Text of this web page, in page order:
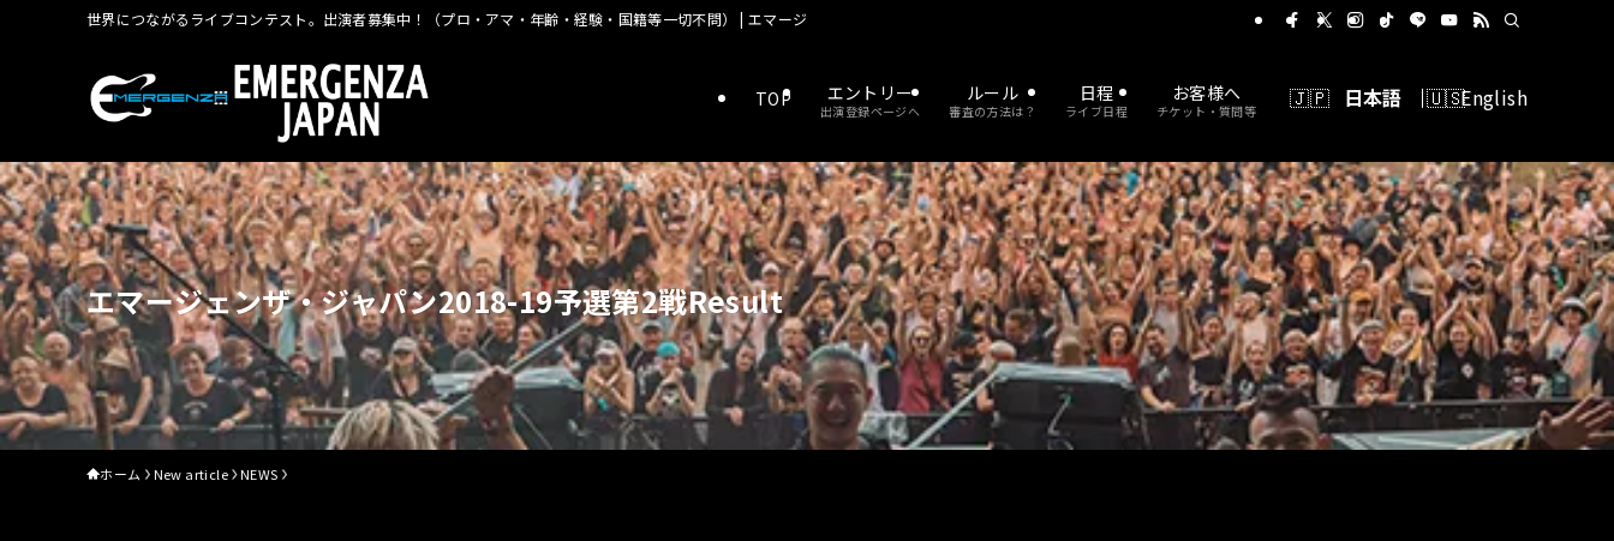
世界につながるライブコンテスト。出演者募集中！（プロ・アマ・年齢・経験・国籍等一切不問） | エマージェンザ 優勝でドイツの大型野外フェスに出れるバンドコンテスト
TOP エントリー
出演登録ページへ
ルール
審査の方法は？
日程
ライブ日程
お客様へ
チケット・質問等 English
日本語
エマージェンザ・ジャパン2018-19予選第2戦Result
ホーム New article NEWS